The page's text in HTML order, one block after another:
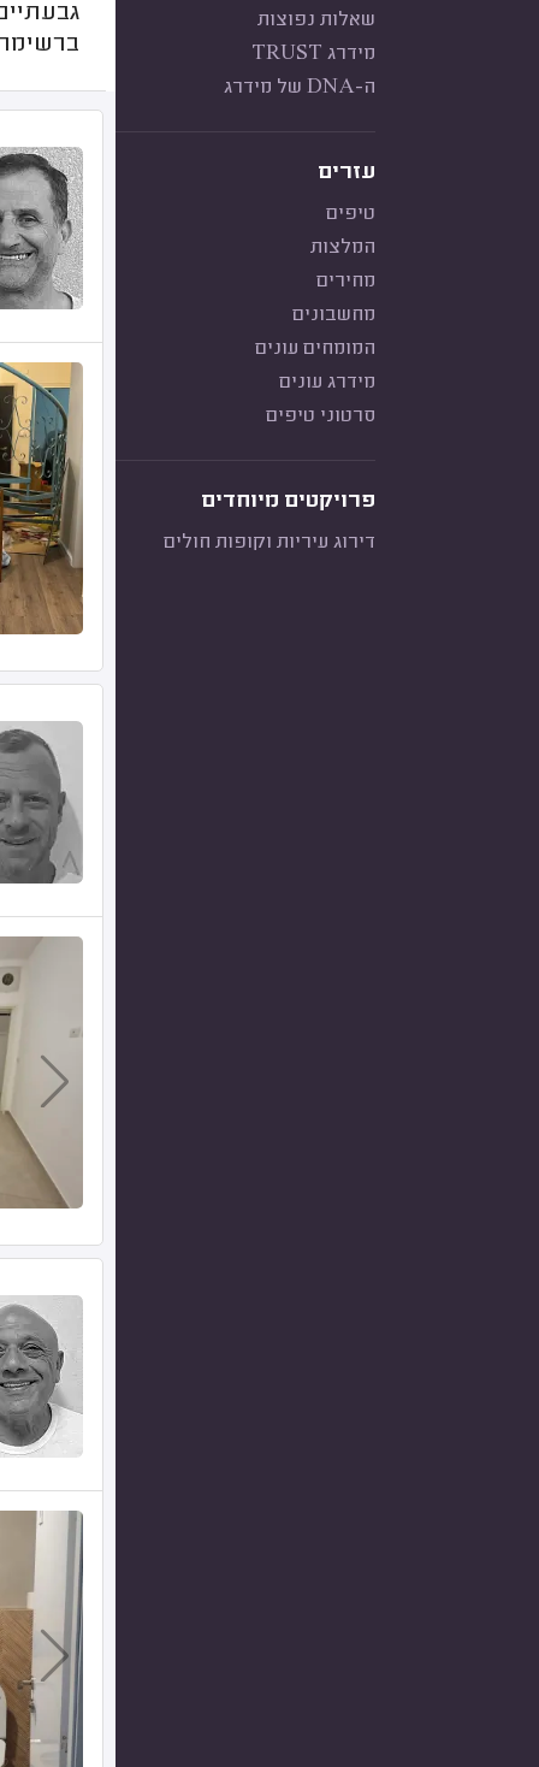
שאלות נפוצות
מידרג TRUST
ה-DNA של מידרג
עזרים
טיפים
המלצות
מחירים
מחשבונים
המומחים עונים
מידרג עונים
סרטוני טיפים
פרויקטים מיוחדים
דירוג עיריות וקופות חולים